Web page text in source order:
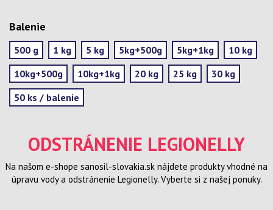
ODSTRÁNENIE LEGIONELLY
Na našom e-shope sanosil-slovakia.sk nájdete produkty vhodné na
úpravu vody a odstránenie Legionelly. Vyberte si z našej ponuky.
Balenie
500 g 1 kg 5 kg 5kg+500g 5kg+1kg
10 kg
10kg+500g
10kg+1kg 20 kg 25 kg
30 kg
50 ks / balenie